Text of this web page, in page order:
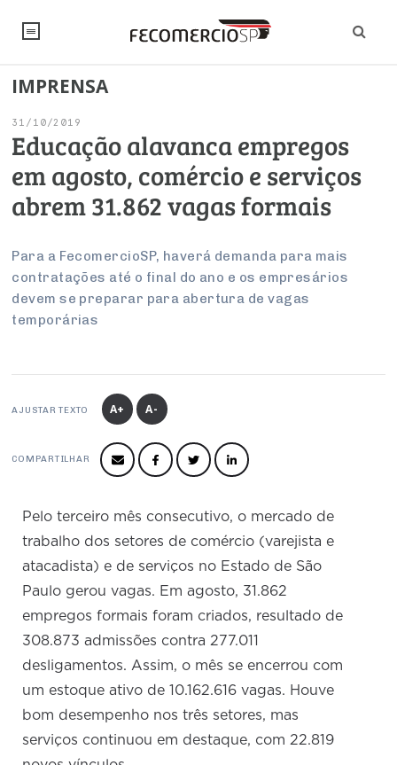
NOTÍCIAS
Editorial
Artigos
Institucional
PROJETOS ESPECIAIS:
UM BRASIL
Economia
Pesquisas
Internacional
Modernização do Estado
Trabalho
Empresas
Arbitragem e Mediação
Negócios
Varejo
Serviços
Turismo
PROJETOS ESPECIAIS:
Afixação de preços e fiscalização
Sustentabilidade
PROJETOS ESPECIAIS:
Logística Reversa
COP30
SINDICATOS
PESQUISAS
INSTITUCIONAL
Sobre
Negociações Coletivas
Serviços
Licitações
Prêmio de Sustentabilidade
CONSELHOS
Conselho de Assuntos Tributários
Conselho Estadual de Defesa do Contribuinte
Conselho Superior de Direito
Conselho do Comércio Atacadista
Conselho de Serviços
Conselho de Relações Internacionais
Conselho de Sustentabilidade
Conselho de Comércio Eletrônico
Produtos e Serviços
IMPRENSA
31/10/2019
Educação alavanca empregos
em agosto, comércio e serviços
abrem 31.862 vagas formais
Para a FecomercioSP, haverá demanda para mais
contratações até o final do ano e os empresários
devem se preparar para abertura de vagas
temporárias
AJUSTAR TEXTO A+ A-
COMPARTILHAR
Pelo terceiro mês consecutivo, o mercado de
trabalho dos setores de comércio (varejista e
atacadista) e de serviços no Estado de São
Paulo gerou vagas. Em agosto, 31.862
empregos formais foram criados, resultado de
308.873 admissões contra 277.011
desligamentos. Assim, o mês se encerrou com
um estoque ativo de 10.162.616 vagas. Houve
bom desempenho nos três setores, mas
serviços continuou em destaque, com 22.819